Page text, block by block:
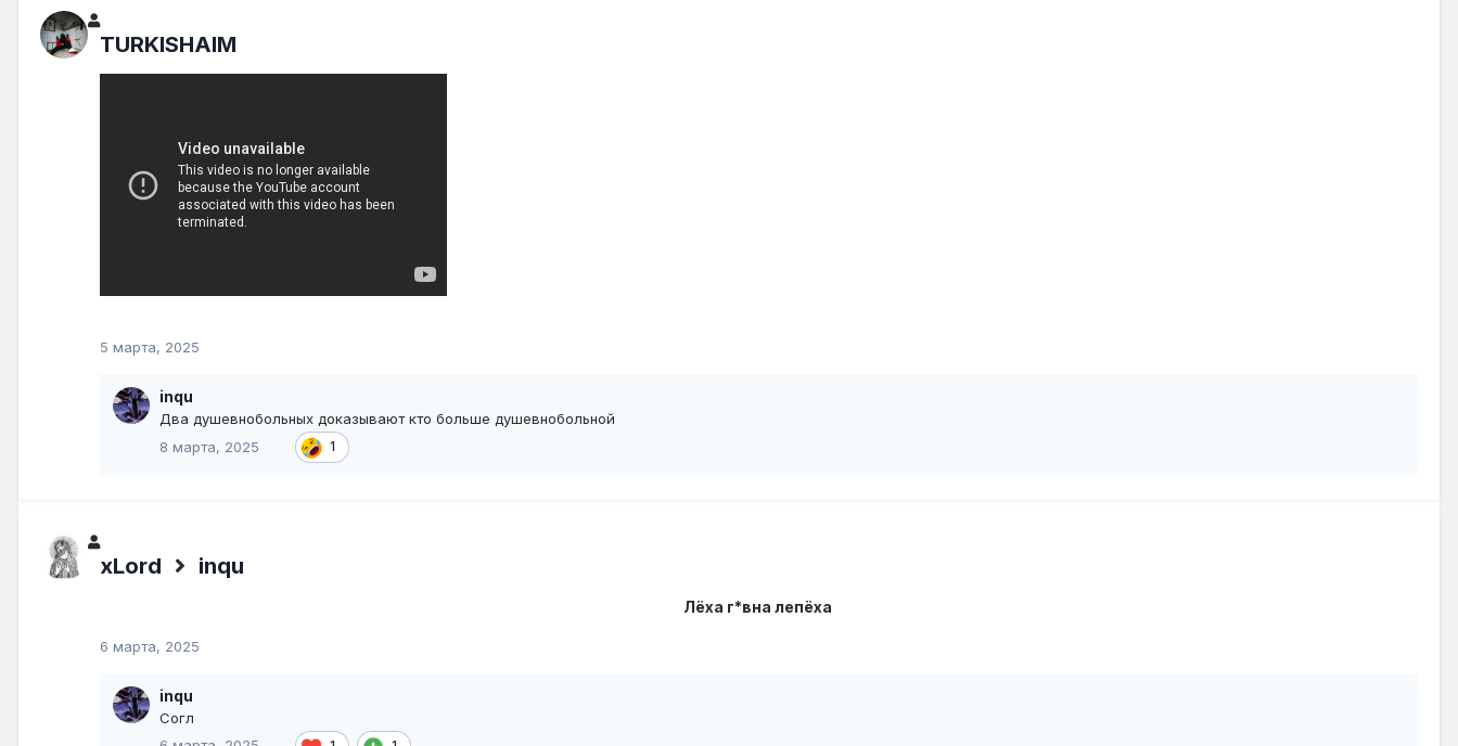
TURKISHAIM
5 марта, 2025
inqu
Два душевнобольных доказывают кто больше душевнобольной
8 марта, 2025
1
xLord inqu
Лёха г*вна лепёха
6 марта, 2025
inqu
Согл